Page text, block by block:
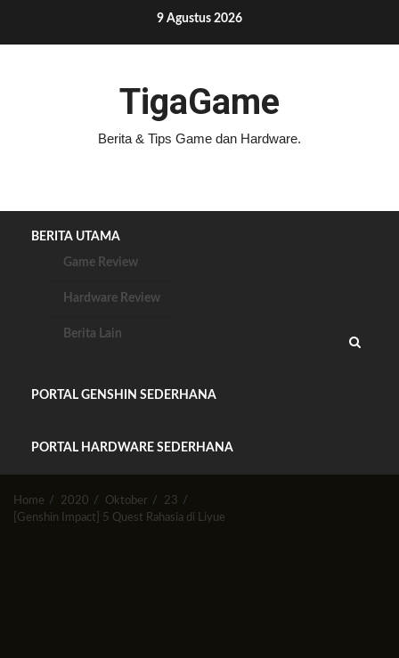
content
9 Agustus 2026
TigaGame
Berita & Tips Game dan Hardware.
BERITA UTAMA
Game Review
Hardware Review
Berita Lain
PORTAL GENSHIN SEDERHANA
PORTAL HARDWARE SEDERHANA
Home 2020 Oktober
23
[Genshin Impact] 5 Quest Rahasia di Liyue